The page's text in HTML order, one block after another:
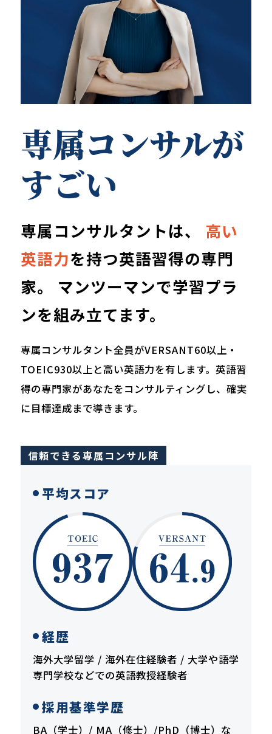
専属コンサルが
すごい
専属コンサルタントは、
高い
英語力を持つ英語習得の専門
家。
マンツーマンで学習プラ
ンを組み立てます。
専属コンサルタント全員がVERSANT60以上・
TOEIC930以上と高い英語力を有します。英語習
得の専門家があなたをコンサルティングし、確実
に目標達成まで導きます。
信頼できる専属コンサル陣
平均スコア
経歴
海外大学留学 / 海外在住経験者 / 大学や語学
専門学校などでの英語教授経験者
採用基準学歴
BA（学士）/ MA（修士）/PhD（博士）な